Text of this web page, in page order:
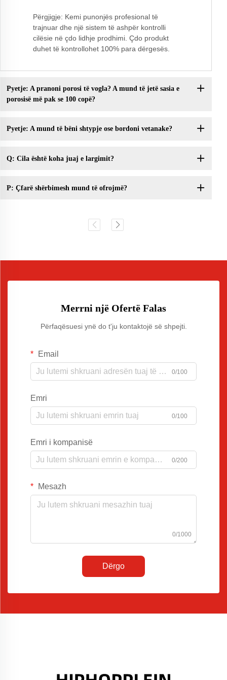
Përgjigje: Kemi punonjës profesional të
trajnuar dhe një sistem të ashpër kontrolli
cilësie në çdo lidhje prodhimi. Çdo produkt
duhet të kontrollohet 100% para dërgesës.
Pyetje: A pranoni porosi të vogla? A mund të jetë sasia e
porosisë më pak se 100 copë?
Pyetje: A mund të bëni shtypje ose bordoni vetanake?
Q: Cila është koha juaj e largimit?
P: Çfarë shërbimesh mund të ofrojmë?
Merrni një Ofertë Falas
Përfaqësuesi ynë do t'ju kontaktojë së shpejti.
Email
0/100
Emri
0/100
Emri i kompanisë
0/200
Mesazh
0/1000
Dërgo